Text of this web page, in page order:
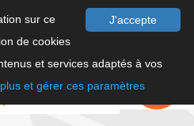
J'accepte
sur ce
de cookies
et services adaptés à vos
et gérer ces paramètres
FAIRE UN
DON